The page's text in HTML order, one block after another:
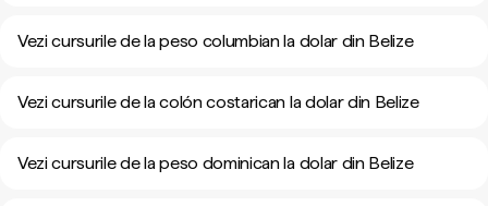
Vezi cursurile de la peso columbian la dolar din Belize
Vezi cursurile de la colón costarican la dolar din Belize
Vezi cursurile de la peso dominican la dolar din Belize